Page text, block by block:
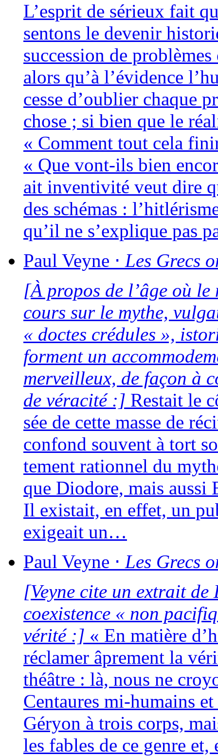
L’esprit de sérieux fait
sen­tons le deve­nir
suc­ces­sion de
alors qu’à l’évidence
cesse d’oublier chaque
chose ; si bien que le
« Comment tout cela
« Que vont-ils bien
ait inven­ti­vi­té veut dire
des sché­mas :
qu’il ne s’explique pas
Paul Veyne ⋅ Les Grecs
[À pro­pos de l’âge où
cours sur le mythe,
« doctes cré­dules »,
forment un
mer­veilleux, de façon à
de véra­ci­té :] Restait le
sée de cette masse de
confond sou­vent à tort
te­ment ration­nel du
que Diodore, mais aus­si
Il exis­tait, en effet, un
exi­geait un…
Paul Veyne ⋅ Les Grecs
[Veyne cite un extrait
coexis­tence « non
véri­té :] « En matière
récla­mer âpre­ment la
théâtre : là, nous ne
Centaures mi-humains
Géryon à trois corps,
les fables de ce genre